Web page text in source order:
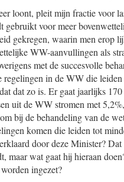
loont, pleit mijn fractie voor
gebruikt voor meer
gekregen, waarin men erop
WW-aanvullingen als
met de succesvolle
regelingen in de WW die
dat zo is. Er gaat jaarlijks
uit de WW stromen met
bij de behandeling van de
komen die leiden tot
door deze Minister?
maar wat gaat hij hieraan
ingezet?